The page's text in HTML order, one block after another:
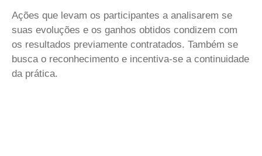
Ações que levam os participantes a analisarem se
suas evoluções e os ganhos obtidos condizem com
os resultados previamente contratados. Também se
busca o reconhecimento e incentiva-se a continuidade
da prática.